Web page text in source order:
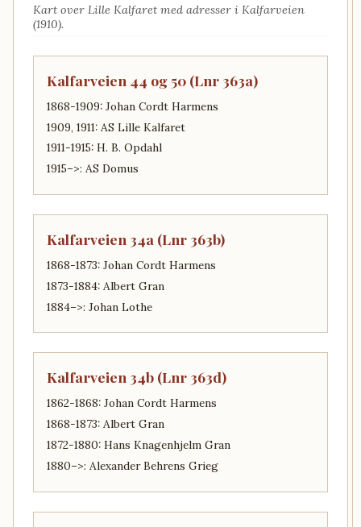
Kart over Lille Kalfaret med adresser i Kalfarveien
(1910).
Kalfarveien 44 og 50 (Lnr 363a)
1868-1909: Johan Cordt Harmens
1909, 1911: AS Lille Kalfaret
1911-1915: H. B. Opdahl
1915–>: AS Domus
Kalfarveien 34a (Lnr 363b)
1868-1873: Johan Cordt Harmens
1873-1884: Albert Gran
1884–>: Johan Lothe
Kalfarveien 34b (Lnr 363d)
1862-1868: Johan Cordt Harmens
1868-1873: Albert Gran
1872-1880: Hans Knagenhjelm Gran
1880–>: Alexander Behrens Grieg